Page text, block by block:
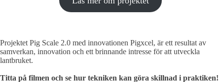
Projektet Pig Scale 2.0 med innovationen Pigxcel, är ett resultat av
samverkan, innovation och ett brinnande intresse för att utveckla
lantbruket.
Titta på filmen och se hur tekniken kan göra skillnad i praktiken!